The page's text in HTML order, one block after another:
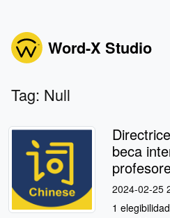
Word-X Studio
Tag: Null
beca
2024-02-25
1